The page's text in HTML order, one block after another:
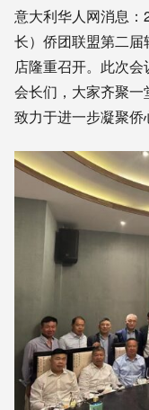
意大利华人网消息
长）侨团联盟第二
店隆重召开。此次
会长们，大家齐聚一
致力于进一步凝聚侨